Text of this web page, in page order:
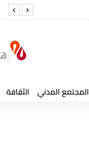
المجتمع المدني الثقافة